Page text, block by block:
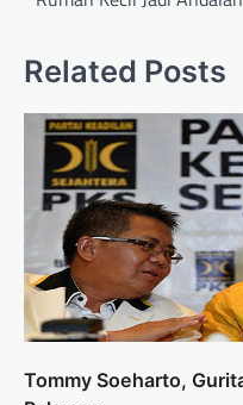
Related Posts
Tommy Soeharto,